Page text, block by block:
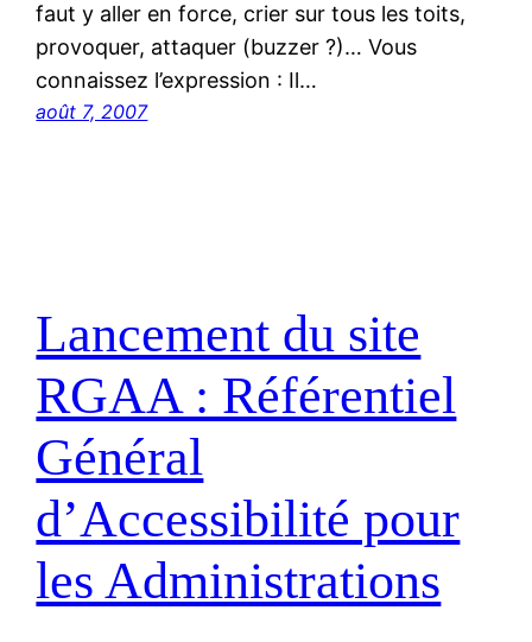
faut y aller en force, crier sur tous les toits,
provoquer, attaquer (buzzer ?)… Vous
connaissez l’expression : Il…
août 7, 2007
Lancement du site
RGAA : Référentiel
Général
d’Accessibilité pour
les Administrations